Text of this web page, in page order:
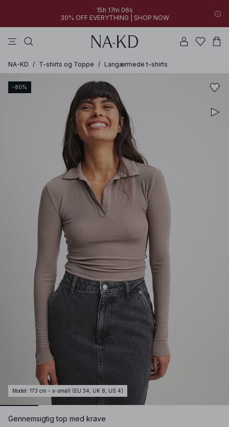
15h 17m 06s
30% OFF EVERYTHING | SHOP NOW
NA-KD / T-shirts og Toppe / Langærmede t-shirts
-80%
Model : 173 cm - x-small (EU 34, UK 8, US 4)
Gennemsigtig top med krave